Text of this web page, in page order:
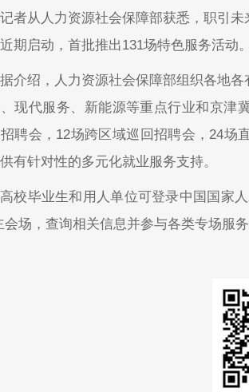
记者从人力资源社会保障部获悉，职引
期启动，首批推出131场特色服务活动
据介绍，人力资源社会保障部组织各地
现代服务、新能源等重点行业和京津
聘会，12场跨区域巡回招聘会，24场
有针对性的多元化就业服务支持。
高校毕业生和用人单位可登录中国国家
会场，查询相关信息并参与各类专场服